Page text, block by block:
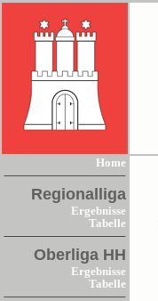
Home
Regionalliga
Ergebnisse
Tabelle
Oberliga HH
Ergebnisse
Tabelle